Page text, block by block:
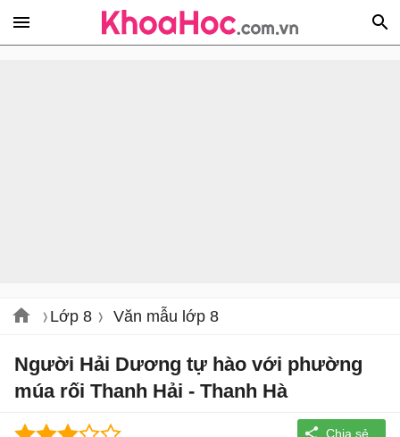
Lớp 8 Văn mẫu lớp 8
Người Hải Dương tự hào với phường
múa rối Thanh Hải - Thanh Hà